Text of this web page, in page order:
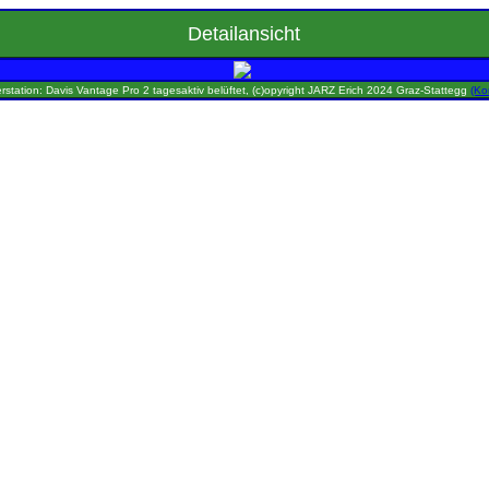
Detailansicht
Davis Vantage Pro 2 tagesaktiv belüftet, (c)opyright JARZ Erich 2024 Graz-Stattegg